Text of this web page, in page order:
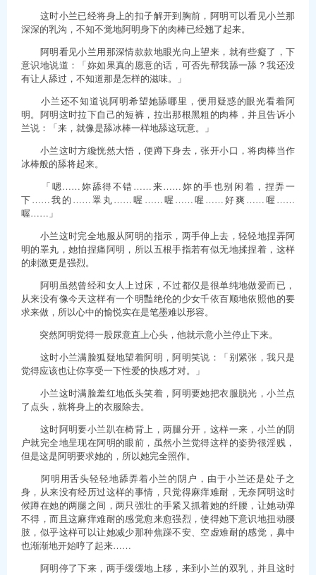
这时小兰已经将身上的扣子解开到胸前，阿明可以看见小兰那
深深的乳沟，不知不觉地阿明身下的肉棒已经翘了起来。
阿明看见小兰用那深情款款地眼光向上望来，就有些癡了，下
意识地说道：「妳如果真的愿意的话，可否先帮我舔一舔？我还没
有让人舔过，不知道那是怎样的滋味。」
小兰还不知道说阿明希望她舔哪里，便用疑惑的眼光看着阿
明。阿明这时拉下自己的短裤，拉出那根黑粗的肉棒，并且告诉小
兰说：「来，就像是舔冰棒一样地舔这玩意。」
小兰这时方纔恍然大悟，便蹲下身去，张开小口，将肉棒当作
冰棒般的舔将起来。
「嗯……妳舔得不错……来……妳的手也别闲着，捏弄一
下……我的……睪丸……喔……喔……喔……好爽……喔……
喔……」
小兰这时完全地服从阿明的指示，两手伸上去，轻轻地捏弄阿
明的睪丸，她怕捏痛阿明，所以五根手指若有似无地揉捏着，这样
的刺激更是强烈。
阿明虽然曾经和女人上过床，不过都仅是很单纯地做爱而已，
从来没有像今天这样有一个明豔绝伦的少女千依百顺地依照他的要
求来做，所以心中的愉悦实在是笔墨难以形容。
突然阿明觉得一股尿意直上心头，他就示意小兰停止下来。
这时小兰满脸狐疑地望着阿明，阿明笑说：「别紧张，我只是
觉得应该也让你享受一下性爱的快感才对。」
小兰这时满脸羞红地低头笑着，阿明要她把衣服脱光，小兰点
了点头，就将身上的衣服除去。
这时阿明要小兰趴在椅背上，两腿分开，这样一来，小兰的阴
户就完全地呈现在阿明的眼前，虽然小兰觉得这样的姿势很淫贱，
但是这是阿明要求她的，所以她完全照作。
阿明用舌头轻轻地舔弄着小兰的阴户，由于小兰还是处子之
身，从来没有经历过这样的事情，只觉得麻痒难耐，无奈阿明这时
候蹲在她的两腿之间，两只强壮的手紧又抓着她的纤腰，让她动弹
不得，而且这麻痒难耐的感觉愈来愈强烈，使得她下意识地扭动腰
肢，似乎这样可以让她减少那种焦躁不安、空虚难耐的感觉，鼻中
也渐渐地开始哼了起来……
阿明停了下来，两手缓缓地上移，来到小兰的双乳，并且这时